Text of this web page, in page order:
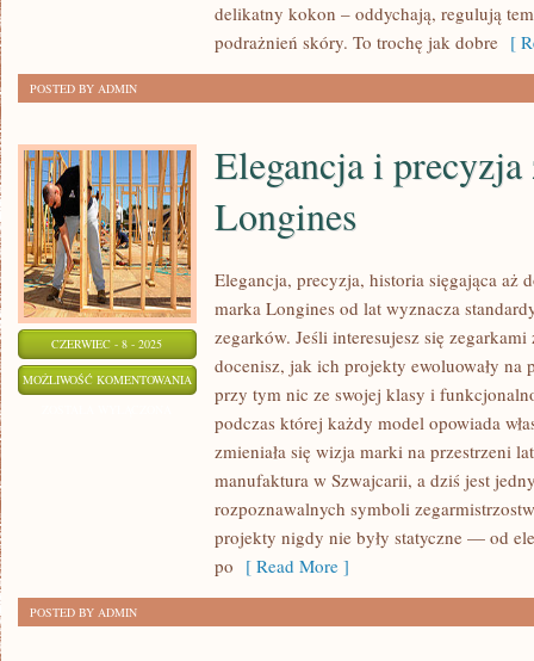
RODZICÓW
delikatny kokon – oddychają, regulują
podrażnień skóry. To trochę jak dobre [
POSTED BY ADMIN
CZERWIEC - 8 - 2025
MOŻLIWOŚĆ KOMENTOWANIA
PRECYZJA
Elegancja i
Longines
Elegancja, precyzja, historia sięgająca aż
marka Longines od lat wyznacza
zegarków. Jeśli interesujesz się
docenisz, jak ich projekty ewoluowały na
przy tym nic ze swojej klasy i
podczas której każdy model opowiada
zmieniała się wizja marki na przestrzeni
manufaktura w Szwajcarii, a dziś jest
rozpoznawalnych symboli
projekty nigdy nie były statyczne — od
po [ Read More ]
POSTED BY ADMIN